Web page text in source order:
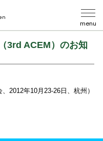
menu
3rd ACEM）のお知
2012年10月23-26日、杭州）